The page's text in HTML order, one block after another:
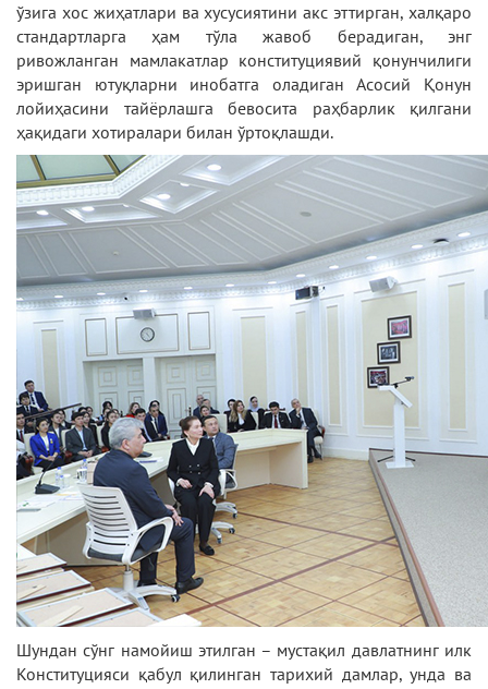
ўзига хос жиҳатлари ва хусусиятини акс эттирган, халқаро
стандартларга ҳам тўла жавоб берадиган, энг
ривожланган мамлакатлар конституциявий қонунчилиги
эришган ютуқларни инобатга оладиган Асосий Қонун
лойиҳасини тайёрлашга бевосита раҳбарлик қилгани
ҳақидаги хотиралари билан ўртоқлашди.
Шундан сўнг намойиш этилган – мустақил давлатнинг илк
Конституцияси қабул қилинган тарихий дамлар, унда ва